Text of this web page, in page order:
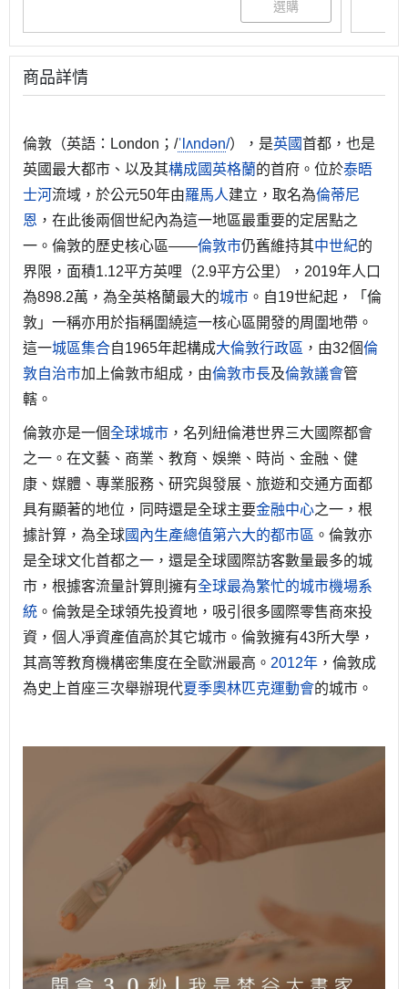
商品詳情
倫敦（英語： London ；/ˈ ʌndən/），是英國首都，也是
英國最大都市、以及其構成國英格蘭的首府。位於泰晤
士河流域，於公元50年由羅馬人建立，取名為倫蒂尼
恩 ，在此後兩個世紀內為這一地區最重要的定居點之
一。倫敦的歷史核心區——倫敦市仍舊維持其中世紀的
界限，面積1.12平方英哩（2.9平方公里），2019年人口
為898.2萬，為全英格蘭最大的城市 。自19世紀起，「倫
敦」一稱亦用於指稱圍繞這一核心區開發的周圍地帶。
這一城區集合自1965年起構成大倫敦行政區 ，由32個倫
敦自治市加上倫敦市組成，由倫敦市長及倫敦議會管
轄。
倫敦亦是一個全球城市 ，名列紐倫港世界三大國際都會
之一。在文藝、商業、教育、娛樂、時尚、金融、健
康、媒體、專業服務、研究與發展、旅遊和交通方面都
具有顯著的地位，同時還是全球主要金融中心之一，根
據計算，為全球國內生產總值第六大的都市區 。倫敦亦
是全球文化首都之一，還是全球國際訪客數量最多的城
市，根據客流量計算則擁有全球最為繁忙的城市機場系
統 。倫敦是全球領先投資地，吸引很多國際零售商來投
資，個人凈資產值高於其它城市。倫敦擁有43所大學，
其高等教育機構密集度在全歐洲最高。 2012年 ，倫敦成
為史上首座三次舉辦現代夏季奧林匹克運動會的城市。